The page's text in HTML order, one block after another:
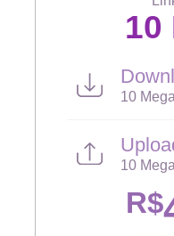
10
10 Mega
10 Mega
R$